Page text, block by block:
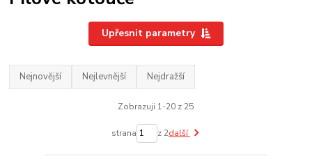
Upřesnit parametry
Nejnovější Nejlevnější Nejdražší
Zobrazuji 1-20 z 25
strana z 2další